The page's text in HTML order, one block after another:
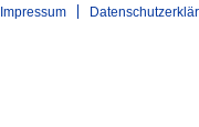
Impressum